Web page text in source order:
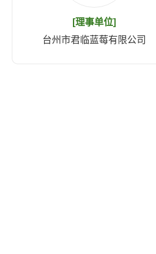
[理事单位]
台州市君临蓝莓有限公司